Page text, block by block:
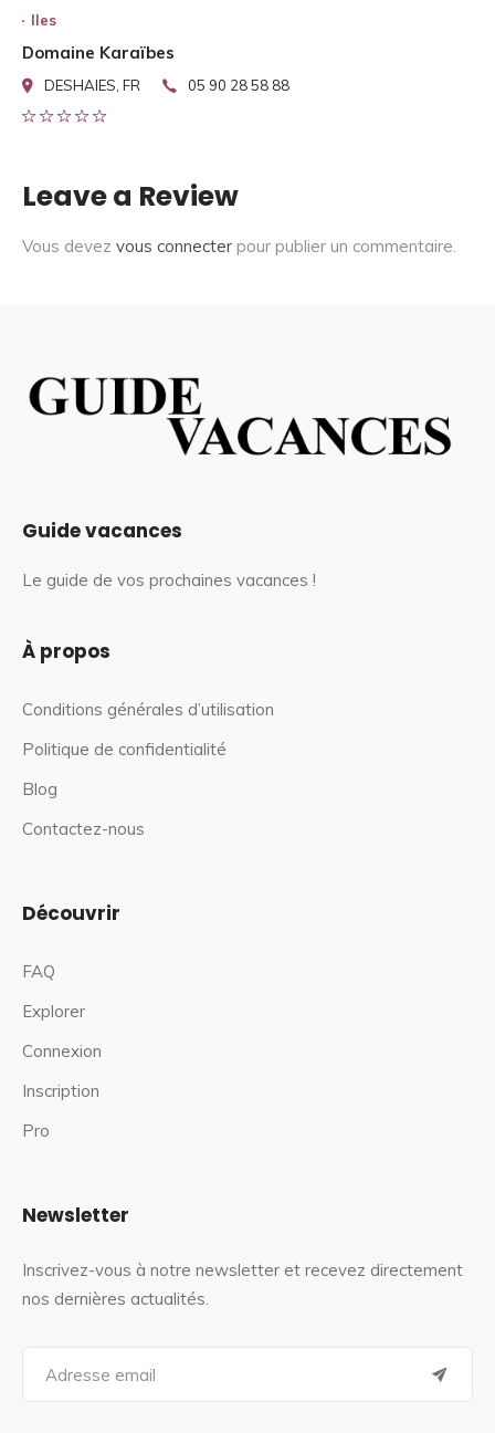
Iles
Domaine Karaïbes
DESHAIES, FR 05 90 28 58 88
Leave a Review
Vous devez vous connecter pour publier un commentaire.
Guide vacances
Le guide de vos prochaines vacances !
À propos
Conditions générales d’utilisation
Politique de confidentialité
Blog
Contactez-nous
Découvrir
FAQ
Explorer
Connexion
Inscription
Pro
Newsletter
Inscrivez-vous à notre newsletter et recevez directement
nos dernières actualités.
a